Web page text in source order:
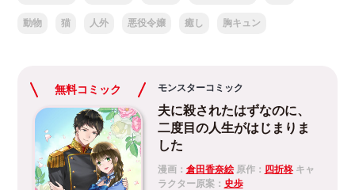
動物 猫 人外 悪役令嬢 癒し 胸キュン
無料コミック モンスターコミック
夫に殺されたはずなのに、
二度目の人生がはじまりま
した
漫画： 倉田香奈絵原作： 四折柊キャ
ラクター原案： 史歩